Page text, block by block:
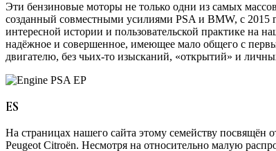
Эти бензиновые моторы не только одни из самых
созданный совместными усилиями PSA и BMW, с 2015
интересной истории и пользовательской практике на
надёжное и совершенное, имеющее мало общего с
двигателю, без чьих-то изысканий, «открытий» и
ES
На страницах нашего сайта этому семейству
Peugeot Citroёn. Несмотря на относительно малую